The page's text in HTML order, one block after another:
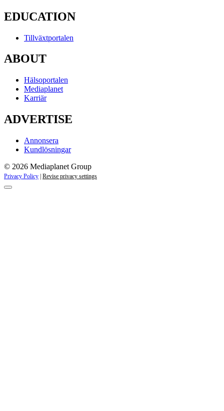
EDUCATION
Tillväxtportalen
ABOUT
Hälsoportalen
Mediaplanet
Karriär
ADVERTISE
Annonsera
Kundlösningar
© 2026 Mediaplanet Group
Privacy Policy Revise privacy settings